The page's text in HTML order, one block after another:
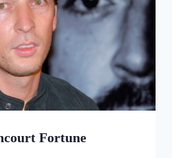
Fortune